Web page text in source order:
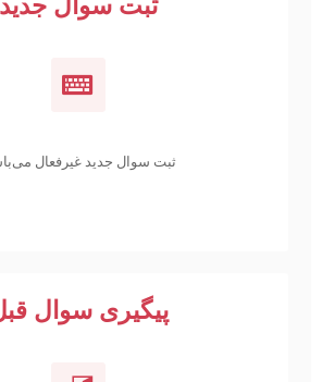
ثبت سوال جدید
ثبت سوال جدید غیرفعال
پیگیری سوال